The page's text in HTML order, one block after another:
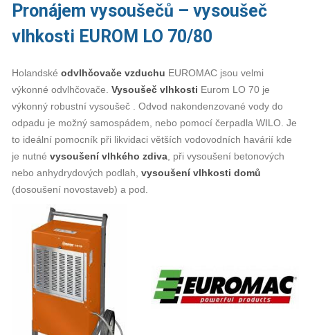
Pronájem vysoušečů – vysoušeč
vlhkosti EUROM LO 70/80
Holandské odvlhčovače vzduchu EUROMAC jsou velmi
výkonné odvlhčovače. Vysoušeč vlhkosti Eurom LO 70 je
výkonný robustní vysoušeč . Odvod nakondenzované vody do
odpadu je možný samospádem, nebo pomocí čerpadla WILO. Je
to ideální pomocník při likvidaci větších vodovodních havárií kde
je nutné vysoušení vlhkého zdiva , při vysoušení betonových
nebo anhydrydových podlah, vysoušení vlhkosti domů
(dosoušení novostaveb) a pod.